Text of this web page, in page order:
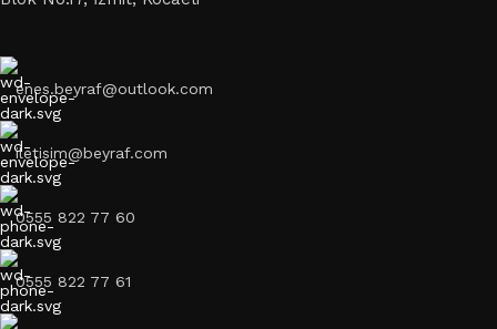
enes.beyraf@outlook.com
iletisim@beyraf.com
0555 822 77 60
0555 822 77 61